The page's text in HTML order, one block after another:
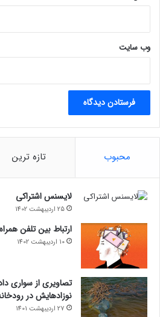
توسعه مسئولانه این فناوری منتشر کرد
هوش مصنوعی پیشرفته عجله‌ای ندارد
حتما بخوانید :
روسیه؛ دانگ‌فنگ به‌دنبال شانس مجدد
مجله خبری lastech
ی
وب‌ سایت
محبوب تازه ترین
لایسنس اشتراکی
25 اردیبهشت 1402
ارتباط بین تلفن
10 اردیبهشت 1402
تصاویری از سواری
نوزادهایش در
27 اردیبهشت 1401